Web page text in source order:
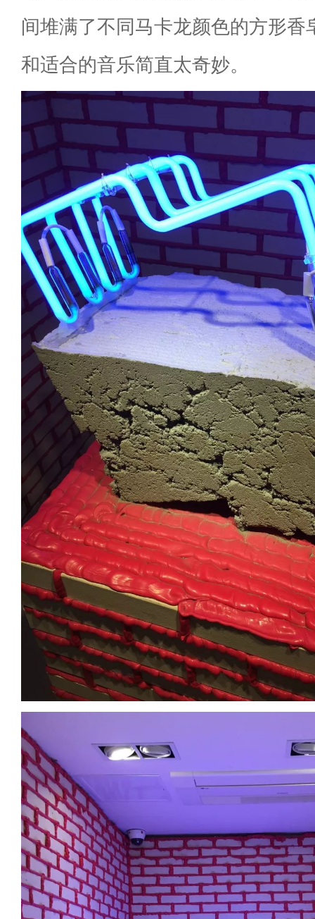
间堆满了不同马卡龙颜色的方形香
和适合的音乐简直太奇妙。